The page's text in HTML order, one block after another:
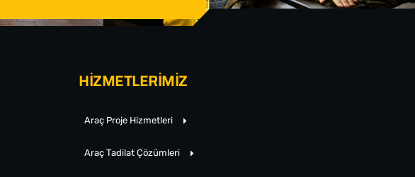
HİZMETLERİMİZ
Araç Proje Hizmetleri
Araç Tadilat Çözümleri